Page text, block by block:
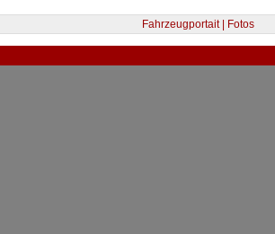
Fahrzeugportait | Fotos